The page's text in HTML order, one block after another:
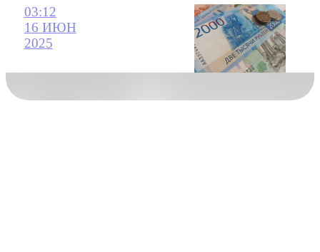
03:12
16 ИЮН
2025